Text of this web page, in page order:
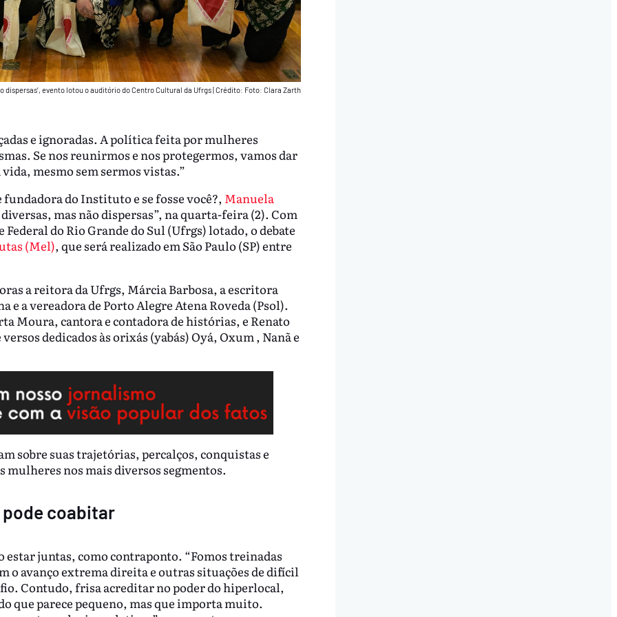
dispersas’, evento lotou o auditório do Centro Cultural da Ufrgs Crédito: Foto: Clara Zarth
e ignoradas. A política feita por mulheres
Se nos reunirmos e nos protegermos, vamos dar
mesmo sem sermos vistas.”
do Instituto e se fosse você?, Manuela
mas não dispersas”, na quarta-feira (2). Com
do Rio Grande do Sul (Ufrgs) lotado, o debate
(Mel), que será realizado em São Paulo (SP) entre
a reitora da Ufrgs, Márcia Barbosa, a escritora
a vereadora de Porto Alegre Atena Roveda (Psol).
Moura, cantora e contadora de histórias, e Renato
dedicados às orixás (yabás) Oyá, Oxum , Nanã e
sobre suas trajetórias, percalços, conquistas e
mulheres nos mais diversos segmentos.
coabitar
juntas, como contraponto. “Fomos treinadas
o avanço extrema direita e outras situações de difícil
Contudo, frisa acreditar no poder do hiperlocal,
que parece pequeno, mas que importa muito.